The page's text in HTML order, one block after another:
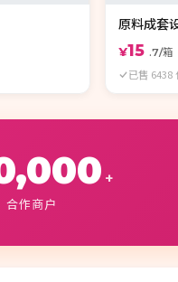
原料成套
¥15 .7/箱
已售 6438
+
合作商户